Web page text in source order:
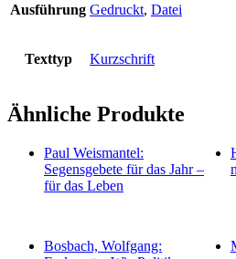
Ausführung Gedruckt, Datei
Texttyp Kurzschrift
Ähnliche Produkte
Paul Weismantel:
Segensgebete für das Jahr –
für das Leben
Bosbach, Wolfgang: